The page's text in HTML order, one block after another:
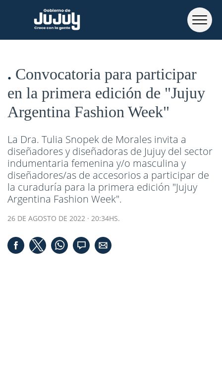
Convocatoria para participar
en la primera edición de "Jujuy
Argentina Fashion Week"
La Dra. Tulia Snopek de Morales invita a
diseñadores y diseñadoras de Jujuy del sector
indumentaria femenina y/o masculina y
diseñadores/as de accesorios a participar de
la curaduría para la primera edición "Jujuy
Argentina Fashion Week".
26 DE AGOSTO DE 2022 · 20:34HS.